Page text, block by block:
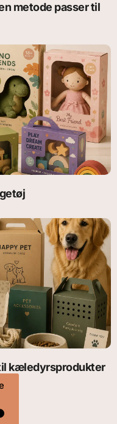
metode passer til
kæledyrsprodukter